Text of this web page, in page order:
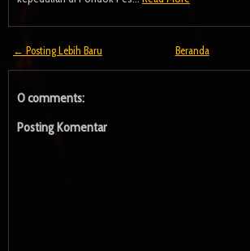
← Posting Lebih Baru Beranda
0 comments:
Posting Komentar